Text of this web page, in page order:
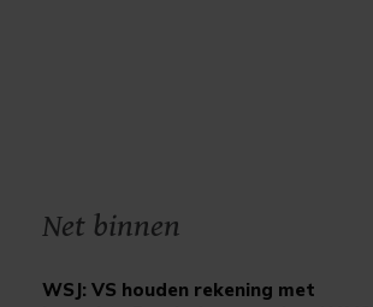
Net binnen
WSJ: VS houden rekening met